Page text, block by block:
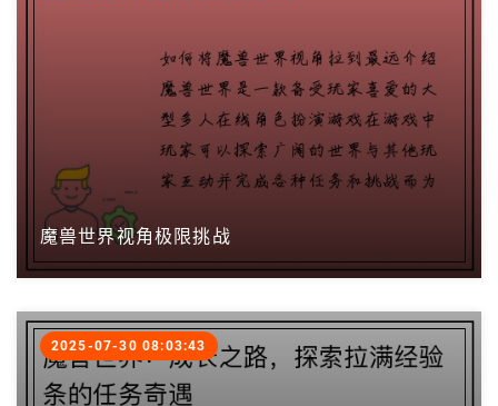
魔兽世界视角极限挑战
2025-07-30 08:03:43